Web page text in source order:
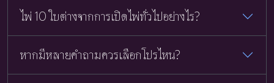
ไพ่ 10 ใบต่างจากการเปิดไพ่ทั่วไปอย่างไร?
หากมีหลายคำถามควรเลือกโปรไหน?